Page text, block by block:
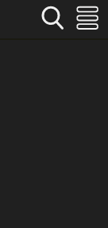
MIRD-262 Chuyến hạ cánh khẩn cấp và sự thay đổi kì lạ của các tiếp viên